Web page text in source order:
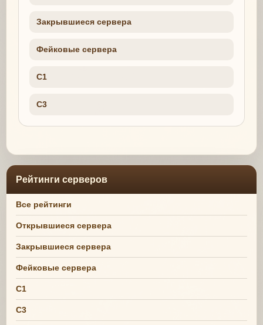
Закрывшиеся сервера
Фейковые сервера
C1
C3
Рейтинги серверов
Все рейтинги
Открывшиеся сервера
Закрывшиеся сервера
Фейковые сервера
C1
C3